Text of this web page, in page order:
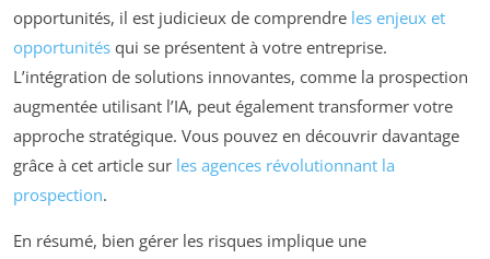
opportunités, il est judicieux de comprendre les enjeux et
opportunités qui se présentent à votre entreprise.
L’intégration de solutions innovantes, comme la prospection
augmentée utilisant l’IA, peut également transformer votre
approche stratégique. Vous pouvez en découvrir davantage
grâce à cet article sur les agences révolutionnant la
prospection.
En résumé, bien gérer les risques implique une